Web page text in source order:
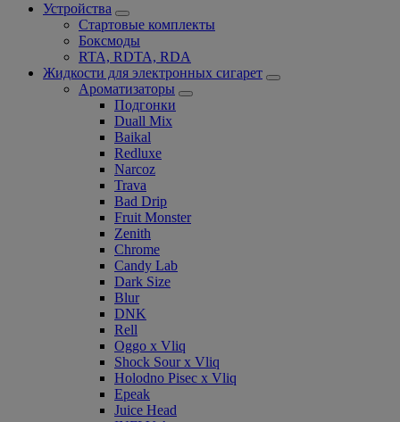
Устройства
Стартовые комплекты
Боксмоды
RTA, RDTA, RDA
Жидкости для электронных сигарет
Ароматизаторы
Подгонки
Duall Mix
Baikal
Redluxe
Narcoz
Trava
Bad Drip
Fruit Monster
Zenith
Chrome
Candy Lab
Dark Size
Blur
DNK
Rell
Oggo x Vliq
Shock Sour x Vliq
Holodno Pisec x Vliq
Epeak
Juice Head